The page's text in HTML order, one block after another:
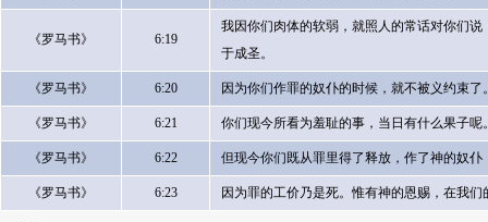
《罗马书》 6:19
我因你们肉体的软弱，就照人的常话对你们
于成圣。
《罗马书》 6:20 因为你们作罪的奴仆的时候，就不被义约束了
《罗马书》 6:21 你们现今所看为羞耻的事，当日有什么果子
《罗马书》 6:22 但现今你们既从罪里得了释放，作了神的奴
《罗马书》 6:23 因为罪的工价乃是死。惟有神的恩赐，在我